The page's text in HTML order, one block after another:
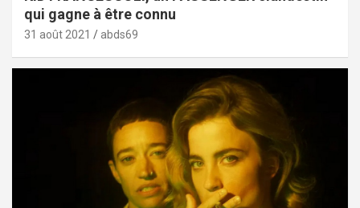
qui gagne à être connu
31 août 2021 abds69